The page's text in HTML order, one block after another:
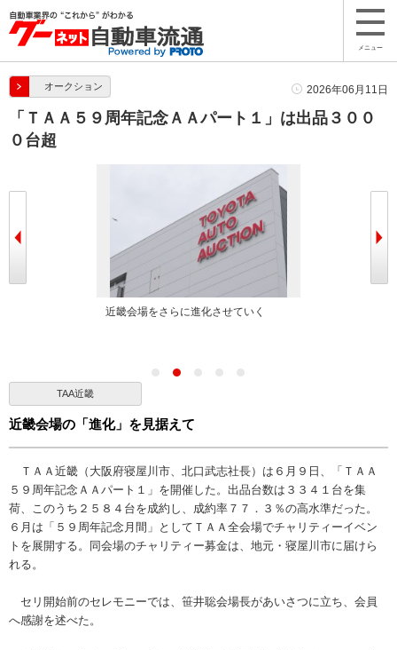
メニュー
オークション 2026年06月11日
「ＴＡＡ５９周年記念ＡＡパート１」は出品３００
０台超
近畿会場をさらに進化させていく
TAA近畿
近畿会場の「進化」を見据えて
ＴＡＡ近畿（大阪府寝屋川市、北口武志社長）は６月９日、「ＴＡＡ
５９周年記念ＡＡパート１」を開催した。出品台数は３３４１台を集
荷、このうち２５８４台を成約し、成約率７７．３％の高水準だった。
６月は「５９周年記念月間」としてＴＡＡ全会場でチャリティーイベン
トを展開する。同会場のチャリティー募金は、地元・寝屋川市に届けら
れる。
セリ開始前のセレモニーでは、笹井聡会場長があいさつに立ち、会員
へ感謝を述べた。